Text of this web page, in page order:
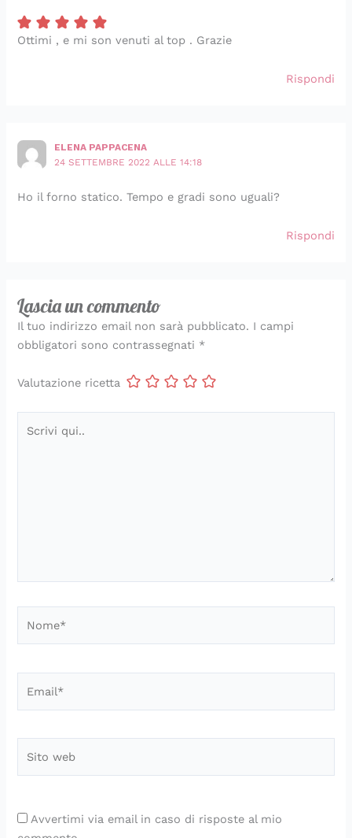
Ottimi , e mi son venuti al top . Grazie
Rispondi
ELENA PAPPACENA
24 SETTEMBRE 2022 ALLE 14:18
Ho il forno statico. Tempo e gradi sono uguali?
Rispondi
Lascia un commento
Il tuo indirizzo email non sarà pubblicato. I campi
obbligatori sono contrassegnati *
Valutazione ricetta
qui..
web
Avvertimi via email in caso di risposte al mio